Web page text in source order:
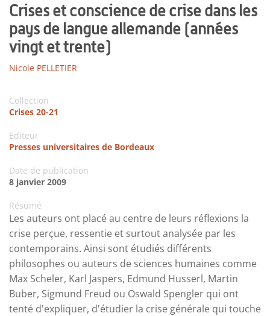
Crises et conscience de crise dans les
pays de langue allemande (années
vingt et trente)
Nicole PELLETIER
Collection
Crises 20-21
Editeur
Presses universitaires de Bordeaux
Date de publication
8 janvier 2009
Résumé
Les auteurs ont placé au centre de leurs réflexions la
crise perçue, ressentie et surtout analysée par les
contemporains. Ainsi sont étudiés différents
philosophes ou auteurs de sciences humaines comme
Max Scheler, Karl Jaspers, Edmund Husserl, Martin
Buber, Sigmund Freud ou Oswald Spengler qui ont
tenté d'expliquer, d'étudier la crise générale qui touche